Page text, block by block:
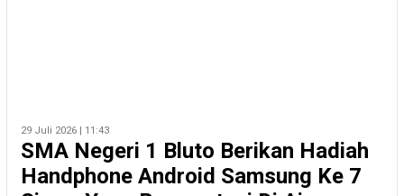
29 Juli 2026 | 11:43
SMA Negeri 1 Bluto Berikan Hadiah
Handphone Android Samsung Ke 7